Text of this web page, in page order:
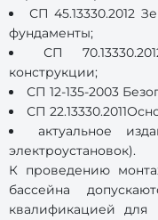
СП 45.13330.2012
фундаменты;
СП
конструкции;
СП 12-135-2003
СП
актуальное
электроустановок).
К проведению
бассейна
квалификацией для